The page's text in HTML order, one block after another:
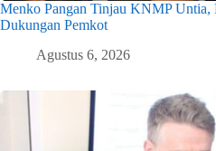
Menko Pangan Tinjau KNMP Untia,
Dukungan Pemkot
Agustus 6, 2026